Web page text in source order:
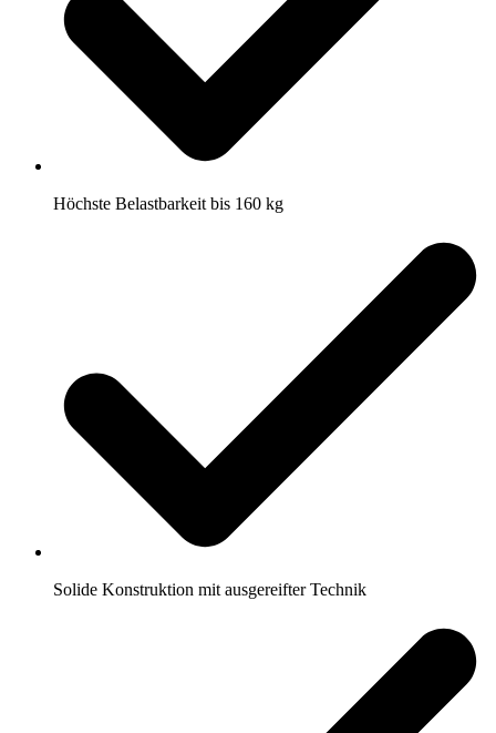
Höchste Belastbarkeit bis 160 kg
Solide Konstruktion mit ausgereifter Technik